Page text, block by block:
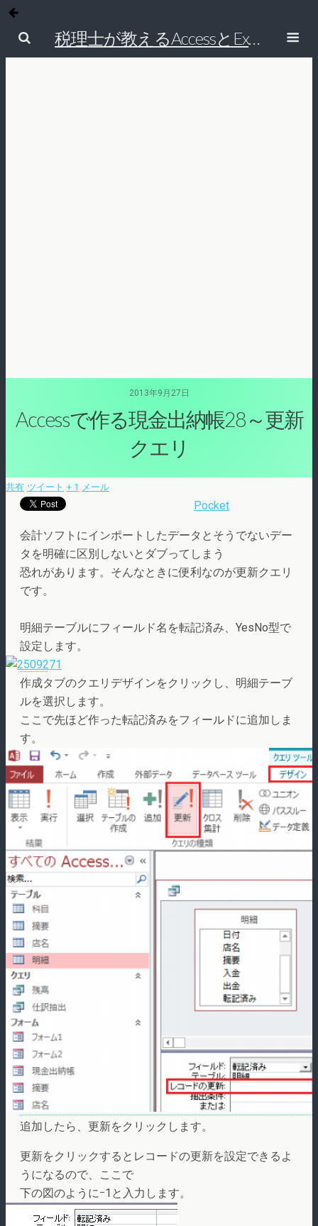
税理士が教えるAccessとExcelで経理の仕事を効率的にする方法
2013年9月27日
Accessで作る現金出納帳28～更新
クエリ
共有 ツイート + 1 メール
Pocket
会計ソフトにインポートしたデータとそうでないデー
タを明確に区別しないとダブってしまう
恐れがあります。そんなときに便利なのが更新クエリ
です。
明細テーブルにフィールド名を転記済み、YesNo型で
設定します。
作成タブのクエリデザインをクリックし、明細テーブ
ルを選択します。
ここで先ほど作った転記済みをフィールドに追加しま
す。
追加したら、更新をクリックします。
更新をクリックするとレコードの更新を設定できるよ
うになるので、ここで
下の図のようにｰ1と入力します。